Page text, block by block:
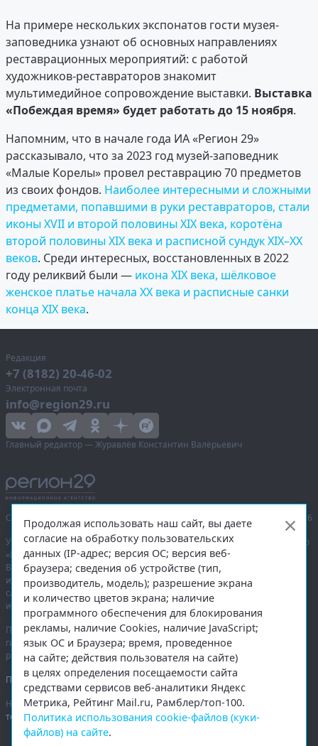
На примере нескольких экспонатов гости музея-
заповедника узнают об основных направлениях
реставрационных мероприятий: с работой
художников-реставраторов знакомит
мультимедийное сопровождение выставки. Выставка
«Побеждая время» будет работать до 15 ноября.
Напомним, что в начале года ИА «Регион 29»
рассказывало, что за 2023 год музей-заповедник
«Малые Корелы» провел реставрацию 70 предметов
из своих фондов. Наиболее интересными и сложными
предметами, попавшими в руки реставраторов, стали
иконы XVII и второй половины XIX века, коротёна
второй половины XIX века и расписной сундук XIX–XX
веков. Среди интересных, восстановленных в 2022
году реликвий были — икона XIX века, шёлковое
женское платье начала ХХ века и расписные санки
конца XIX века.
Редакция
+7 (8182) 20-46-02
Электронная почта
info@region29.ru
Главный редактор — Журавлёв Константин Валерьевич
Сетевое издание «Информационное агентство Регион 29»,
© 2016–2026
Учредитель — общество с ограниченной ответственностью «Агентство
«Правда Севера».
Выписка из реестра зарегистрированных средств массовой
информации:ЭЛ № ФС 77-74226 от 09.11.2018 выдано Федеральной
службой по надзору в сфере связи, информационных технологий
и массовых коммуникаций (Роскомнадзор).
При полном или частичном использовании любых материалов
гиперссылка на region29.ruобязательна. Копирование материалов без
разрешения администрации сайта запрещено.
Правовая информация.
На информационном ресурсе применяютсярекомендательные
технологии.
Продолжая использовать наш сайт, вы даете
согласие на обработку пользовательских
данных (IP-адрес; версия ОС; версия веб-
браузера; сведения об устройстве (тип,
производитель, модель); разрешение экрана
и количество цветов экрана; наличие
программного обеспечения для блокирования
рекламы, наличие Cookies, наличие JavaScript;
язык ОС и Браузера; время, проведенное
на сайте; действия пользователя на сайте)
в целях определения посещаемости сайта
средствами сервисов веб-аналитики Яндекс
Метрика, Рейтинг Mail.ru, Рамблер/топ-100.
Политика использования cookie-файлов (куки-
файлов) на сайте.